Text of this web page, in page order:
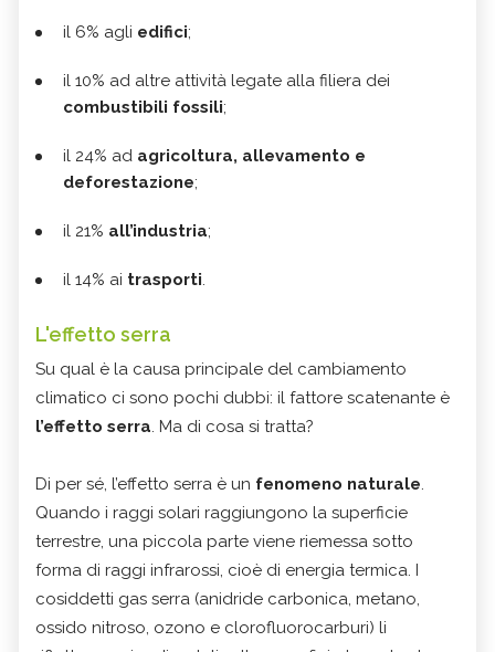
il 6% agli edifici;
il 10% ad altre attività legate alla filiera dei
combustibili fossili;
il 24% ad agricoltura, allevamento e
deforestazione;
il 21% all’industria;
il 14% ai trasporti.
L'effetto serra
Su qual è la causa principale del cambiamento
climatico ci sono pochi dubbi: il fattore scatenante è
l’effetto serra. Ma di cosa si tratta?
Di per sé, l’effetto serra è un fenomeno naturale.
Quando i raggi solari raggiungono la superficie
terrestre, una piccola parte viene riemessa sotto
forma di raggi infrarossi, cioè di energia termica. I
cosiddetti gas serra (anidride carbonica, metano,
ossido nitroso, ozono e clorofluorocarburi) li